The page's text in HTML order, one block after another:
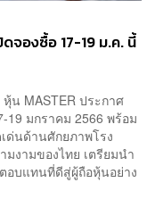
ดจองซื้อ 17-19 ม.ค. นี้
น MASTER ประกาศ
19 มกราคม 2566 พร้อม
ด่นด้านศักยภาพโรง
งามของไทย เตรียมนำ
อบแทนที่ดีสู่ผู้ถือหุ้นอย่าง